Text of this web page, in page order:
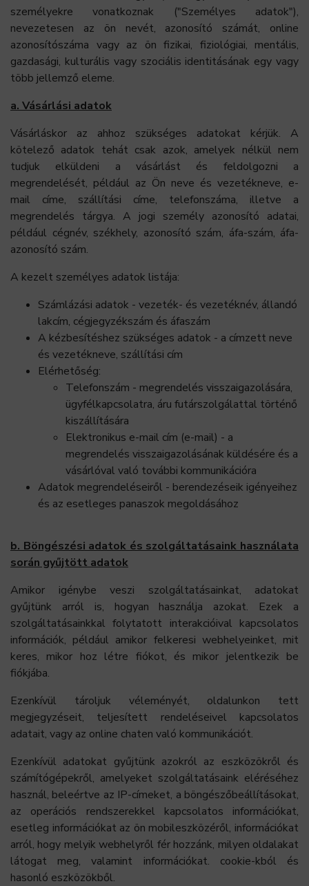
személyekre vonatkoznak ("Személyes adatok"),
nevezetesen az ön nevét, azonosító számát, online
azonosítószáma vagy az ön fizikai, fiziológiai, mentális,
gazdasági, kulturális vagy szociális identitásának egy vagy
több jellemző eleme.
a. Vásárlási adatok
Vásárláskor az ahhoz szükséges adatokat kérjük. A
kötelező adatok tehát csak azok, amelyek nélkül nem
tudjuk elküldeni a vásárlást és feldolgozni a
megrendelését, például az Ön neve és vezetékneve, e-
mail címe, szállítási címe, telefonszáma, illetve a
megrendelés tárgya. A jogi személy azonosító adatai,
például cégnév, székhely, azonosító szám, áfa-szám, áfa-
azonosító szám.
A kezelt személyes adatok listája:
Számlázási adatok - vezeték- és vezetéknév, állandó
lakcím, cégjegyzékszám és áfaszám
A kézbesítéshez szükséges adatok - a címzett neve
és vezetékneve, szállítási cím
Elérhetőség:
Telefonszám - megrendelés visszaigazolására,
ügyfélkapcsolatra, áru futárszolgálattal történő
kiszállítására
Elektronikus e-mail cím (e-mail) - a
megrendelés visszaigazolásának küldésére és a
vásárlóval való további kommunikációra
Adatok megrendeléseiről - berendezéseik igényeihez
és az esetleges panaszok megoldásához
b. Böngészési adatok és szolgáltatásaink használata
során gyűjtött adatok
Amikor igénybe veszi szolgáltatásainkat, adatokat
gyűjtünk arról is, hogyan használja azokat. Ezek a
szolgáltatásainkkal folytatott interakcióival kapcsolatos
információk, például amikor felkeresi webhelyeinket, mit
keres, mikor hoz létre fiókot, és mikor jelentkezik be
fiókjába.
Ezenkívül tároljuk véleményét, oldalunkon tett
megjegyzéseit, teljesített rendeléseivel kapcsolatos
adatait, vagy az online chaten való kommunikációt.
Ezenkívül adatokat gyűjtünk azokról az eszközökről és
számítógépekről, amelyeket szolgáltatásaink eléréséhez
használ, beleértve az IP-címeket, a böngészőbeállításokat,
az operációs rendszerekkel kapcsolatos információkat,
esetleg információkat az ön mobileszközéről, információkat
arról, hogy melyik webhelyről fér hozzánk, milyen oldalakat
látogat meg, valamint információkat. cookie-kból és
hasonló eszközökből.